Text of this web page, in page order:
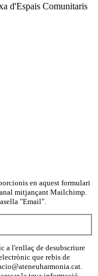
d'Espais Comunitaris
en aquest formulari
mitjançant Mailchimp.
"Email".
a l'enllaç de desubscriure
que rebis de